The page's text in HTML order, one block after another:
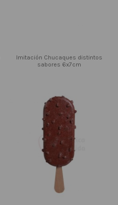
Imitación Chucaques distintos
sabores 6x7cm